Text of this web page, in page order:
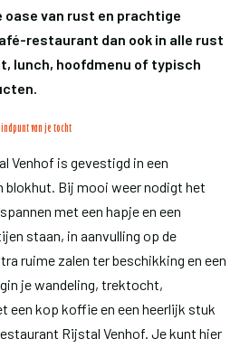
oase van rust en prachtige
restaurant dan ook in alle rust
lunch, hoofdmenu of typisch
van je tocht
Venhof is gevestigd in een
blokhut. Bij mooi weer nodigt het
met een hapje en een
staan, in aanvulling op de
ruime zalen ter beschikking en een
je wandeling, trektocht,
kop koffie en een heerlijk stuk
Rijstal Venhof. Je kunt hier